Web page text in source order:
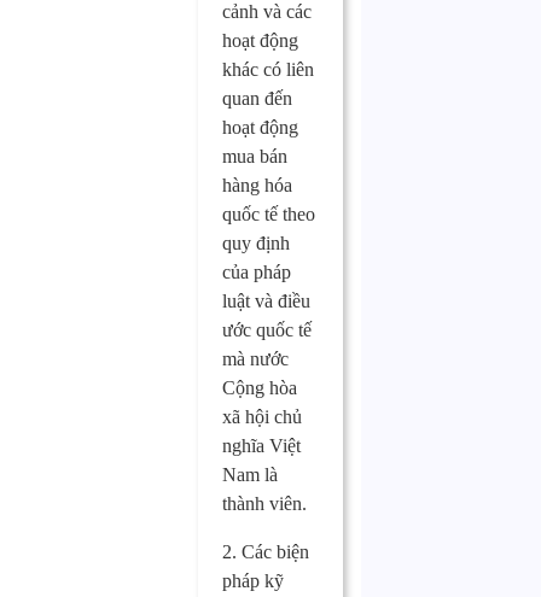
cảnh và các
hoạt động
khác có liên
quan đến
hoạt động
mua bán
hàng hóa
quốc tế theo
quy định
của pháp
luật và điều
ước quốc tế
mà nước
Cộng hòa
xã hội chủ
nghĩa Việt
Nam là
thành viên.
2. Các biện
pháp kỹ